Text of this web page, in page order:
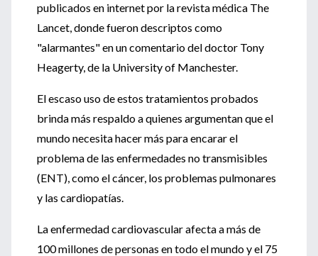
publicados en internet por la revista médica The
Lancet, donde fueron descriptos como
"alarmantes" en un comentario del doctor Tony
Heagerty, de la University of Manchester.
El escaso uso de estos tratamientos probados
brinda más respaldo a quienes argumentan que el
mundo necesita hacer más para encarar el
problema de las enfermedades no transmisibles
(ENT), como el cáncer, los problemas pulmonares
y las cardiopatías.
La enfermedad cardiovascular afecta a más de
100 millones de personas en todo el mundo y el 75